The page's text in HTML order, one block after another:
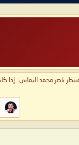
ناصر محمد اليماني : إذا